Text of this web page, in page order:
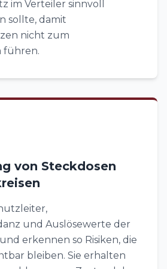
im Verteiler sinnvoll
sollte, damit
nicht zum
führen.
von Steckdosen
und Auslösewerte der
erkennen so Risiken, die
bleiben. Sie erhalten